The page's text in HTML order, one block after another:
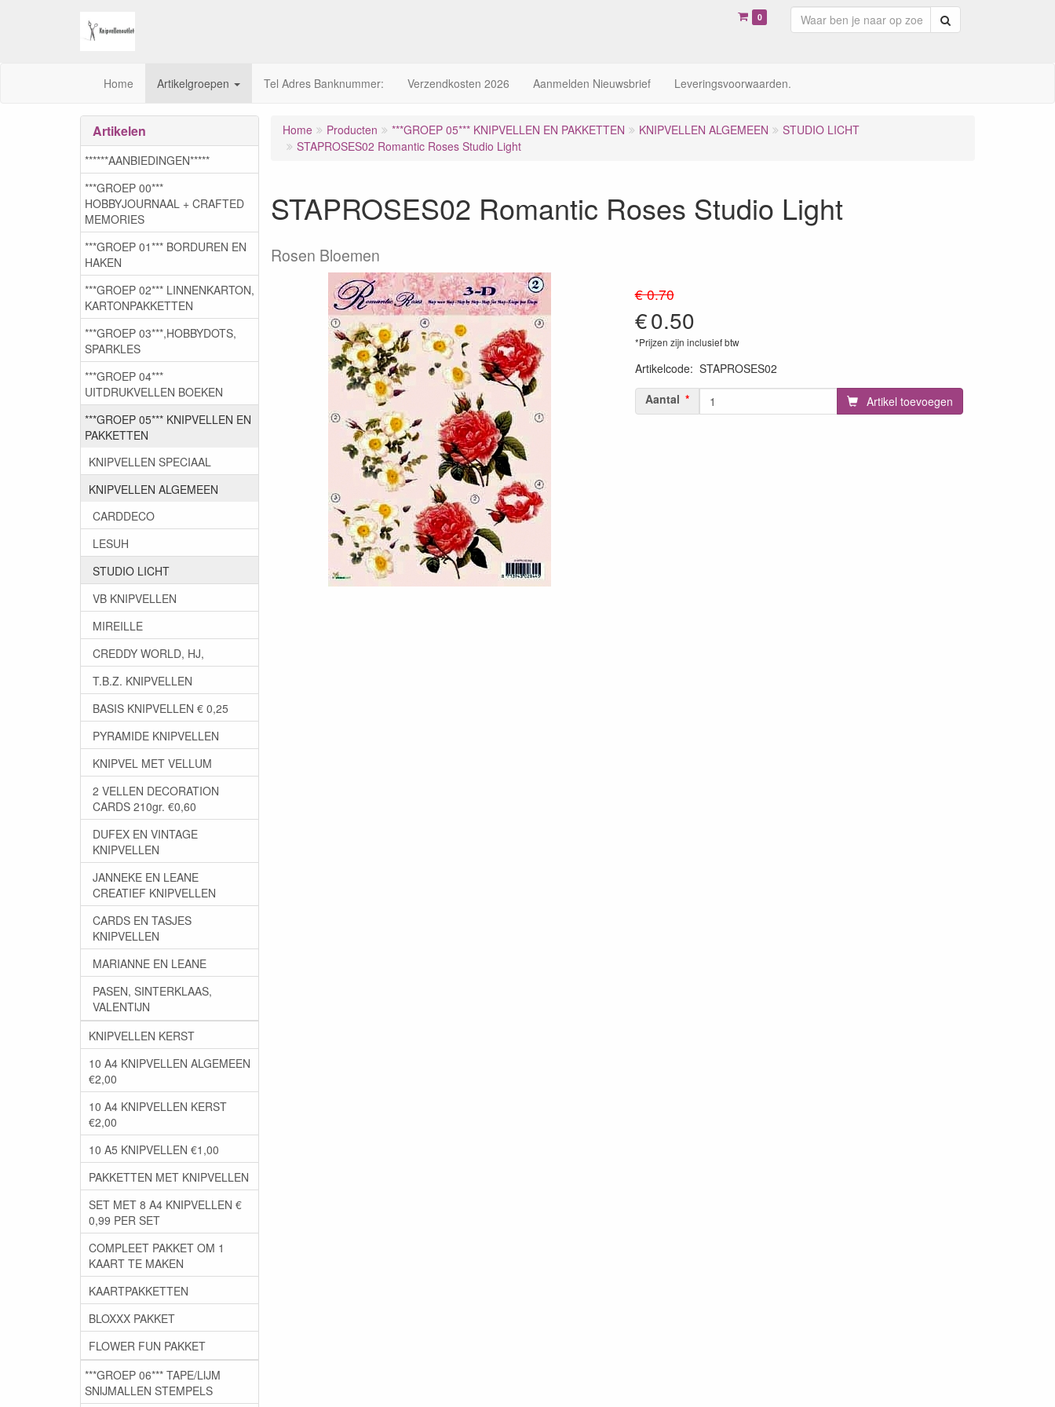
0
Home Artikelgroepen Tel Adres Banknummer: Verzendkosten 2026 Aanmelden Nieuwsbrief Leveringsvoorwaarden.
Home Producten ***GROEP 05*** KNIPVELLEN EN PAKKETTEN KNIPVELLEN ALGEMEEN
STUDIO LICHT
STAPROSES02 Romantic Roses Studio Light
STAPROSES02 Romantic Roses Studio Light
Rosen Bloemen
€ 0.70
€0.50
*Prijzen zijn inclusief btw
Artikelcode: STAPROSES02
Aantal
Artikel toevoegen
Artikelen
******AANBIEDINGEN*****
***GROEP 00***
HOBBYJOURNAAL + CRAFTED
MEMORIES
***GROEP 01*** BORDUREN EN
HAKEN
***GROEP 02*** LINNENKARTON,
KARTONPAKKETTEN
***GROEP 03***,HOBBYDOTS,
SPARKLES
***GROEP 04***
UITDRUKVELLEN BOEKEN
***GROEP 05*** KNIPVELLEN EN
PAKKETTEN
KNIPVELLEN SPECIAAL
KNIPVELLEN ALGEMEEN
CARDDECO
LESUH
STUDIO LICHT
VB KNIPVELLEN
MIREILLE
CREDDY WORLD, HJ,
T.B.Z. KNIPVELLEN
BASIS KNIPVELLEN € 0,25
PYRAMIDE KNIPVELLEN
KNIPVEL MET VELLUM
2 VELLEN DECORATION
CARDS 210gr. €0,60
DUFEX EN VINTAGE
KNIPVELLEN
JANNEKE EN LEANE
CREATIEF KNIPVELLEN
CARDS EN TASJES
KNIPVELLEN
MARIANNE EN LEANE
PASEN, SINTERKLAAS,
VALENTIJN
KNIPVELLEN KERST
10 A4 KNIPVELLEN ALGEMEEN
€2,00
10 A4 KNIPVELLEN KERST
€2,00
10 A5 KNIPVELLEN €1,00
PAKKETTEN MET KNIPVELLEN
SET MET 8 A4 KNIPVELLEN €
0,99 PER SET
COMPLEET PAKKET OM 1
KAART TE MAKEN
KAARTPAKKETTEN
BLOXXX PAKKET
FLOWER FUN PAKKET
***GROEP 06*** TAPE/LIJM
SNIJMALLEN STEMPELS